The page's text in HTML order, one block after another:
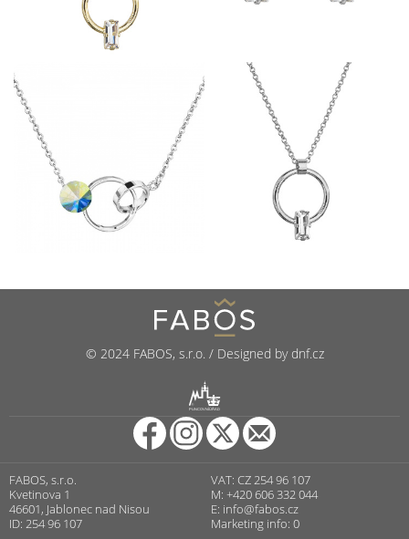
© 2024 FABOS, s.r.o. / Designed by dnf.cz
PUNCOVNÍ ÚŘAD
FABOS, s.r.o.
Kvetinova 1
46601, Jablonec nad Nisou
ID: 254 96 107
VAT: CZ 254 96 107
M: +420 606 332 044
E: info@fabos.cz
Marketing info: 0